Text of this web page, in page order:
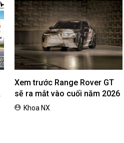
Xem trước Range Rover GT
sẽ ra mắt vào cuối năm 2026
Khoa NX